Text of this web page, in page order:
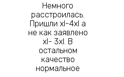
Немного
расстроилась.
Пришли xl-4xl а
не как заявлено
xl- 3xl. В
остальном
качество
нормальное